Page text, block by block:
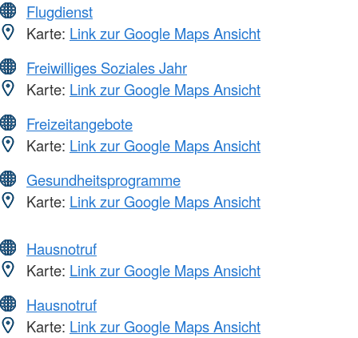
Flugdienst
Karte: Link zur Google Maps Ansicht
Freiwilliges Soziales Jahr
Karte: Link zur Google Maps Ansicht
Freizeitangebote
Karte: Link zur Google Maps Ansicht
Gesundheitsprogramme
Karte: Link zur Google Maps Ansicht
Hausnotruf
Karte: Link zur Google Maps Ansicht
Hausnotruf
Karte: Link zur Google Maps Ansicht